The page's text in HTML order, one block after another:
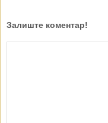
Залиште коментар!